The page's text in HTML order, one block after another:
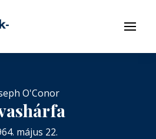
Menü
O'Conor
május 22.